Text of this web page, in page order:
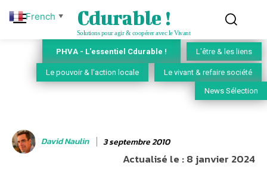
Cdurable !
Solutions pour agir & coopérer avec le Vivant
PHVA - L'essentiel Cdurable ! L'être & les liens
Le pouvoir & l'action locale Le vivant & refaire société
News Sélection
David Naulin 3 septembre 2010
Actualisé le :8 janvier 2024
French ▼